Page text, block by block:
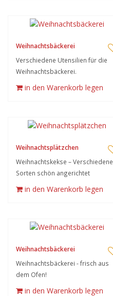
Weihnachtsbäckerei
Verschiedene Utensilien für die
Weihnachtsbäckerei.
in den Warenkorb legen
Weihnachtsplätzchen
Weihnachtskekse – Verschiedene
Sorten schön angerichtet
in den Warenkorb legen
Weihnachtsbäckerei
Weihnachtsbäckerei - frisch aus
dem Ofen!
in den Warenkorb legen